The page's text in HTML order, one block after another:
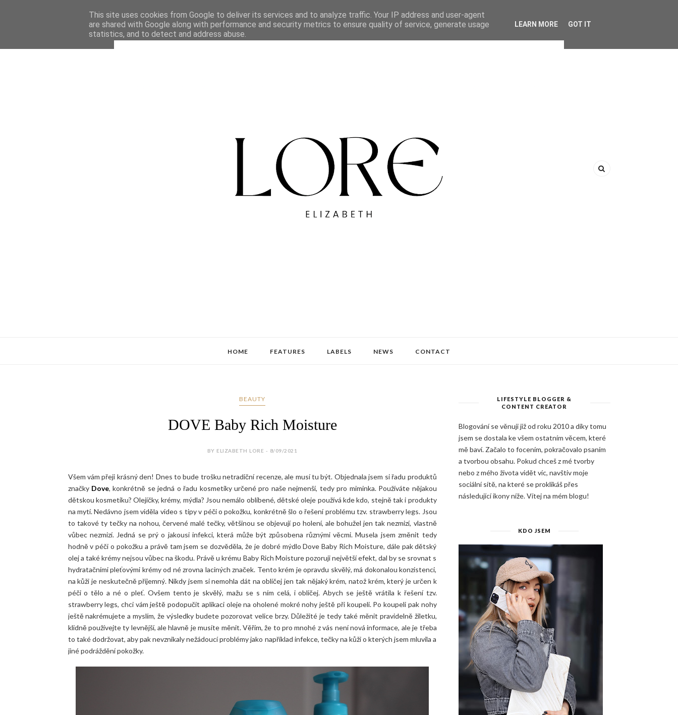
HOME FEATURES LABELS NEWS CONTACT
BEAUTY
DOVE Baby Rich Moisture
BY ELIZABETH LORE - 8/09/2021
Všem vám přeji krásný den! Dnes to bude trošku netradiční recenze, ale musí tu být. Objednala jsem si řadu produktů
značky Dove, konkrétně se jedná o řadu kosmetiky určené pro naše nejmenší, tedy pro miminka. Používáte nějakou
dětskou kosmetiku? Olejíčky, krémy, mýdla? Jsou nemálo oblíbené, dětské oleje používá kde kdo, stejně tak i produkty
na mytí. Nedávno jsem viděla video s tipy v péči o pokožku, konkrétně šlo o řešení problému tzv. strawberry legs. Jsou
to takové ty tečky na nohou, červené malé tečky, většinou se objevují po holení, ale bohužel jen tak nezmizí, vlastně
vůbec nezmizí. Jedná se prý o jakousi infekci, která může být způsobena různými věcmi. Musela jsem změnit tedy
hodně v péči o pokožku a právě tam jsem se dozvěděla, že je dobré mýdlo Dove Baby Rich Moisture, dále pak dětský
olej a také krémy nejsou vůbec na škodu. Právě u krému Baby Rich Moisture pozoruji největší efekt, dal by se srovnat s
hydratačními pleťovými krémy od né zrovna laciných značek. Tento krém je opravdu skvělý, má dokonalou konzistenci,
na kůži je neskutečně příjemný. Nikdy jsem si nemohla dát na obličej jen tak nějaký krém, natož krém, který je určen k
péči o tělo a né o pleť. Ovšem tento je skvělý, mažu se s ním celá, i obličej. Abych se ještě vrátila k řešení tzv.
strawberry legs, chci vám ještě podopučit aplikaci oleje na oholené mokré nohy ještě při koupeli. Po koupeli pak nohy
ještě nakrémujete a myslím, že výsledky budete pozorovat velice brzy. Důležité je tedy také měnit pravidelně žiletku,
klidně používejte ty levnější, ale hlavně je musíte měnit. Věřím, že to pro mnohé z vás není nová informace, ale je třeba
to také dodržovat, aby pak nevznikaly nežádoucí problémy jako například infekce, tečky na kůži o kterých jsem mluvila a
jiné podráždění pokožky.
LIFESTYLE BLOGGER &
CONTENT CREATOR
Blogování se věnuji již od roku 2010 a díky tomu
jsem se dostala ke všem ostatním věcem, které
mě baví. Začalo to focením, pokračovalo psaním
a tvorbou obsahu. Pokud chceš z mé tvorby
nebo z mého života vidět víc, navštiv moje
sociální sítě, na které se proklikáš přes
následující ikony níže. Vítej na mém blogu!
KDO JSEM
This site uses cookies from Google to deliver its services and to analyze traffic. Your IP address and user-agent
are shared with Google along with performance and security metrics to ensure quality of service, generate usage
statistics, and to detect and address abuse.
LEARN MORE GOT IT